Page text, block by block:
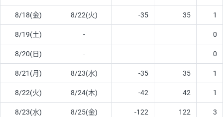
8/18(金) 8/22(火) -35 35 1
8/19(土) - 0
8/20(日) - 0
8/21(月) 8/23(水) -35 35 1
8/22(火) 8/24(木) -42 42 1
8/23(水) 8/25(金) -122 122 3